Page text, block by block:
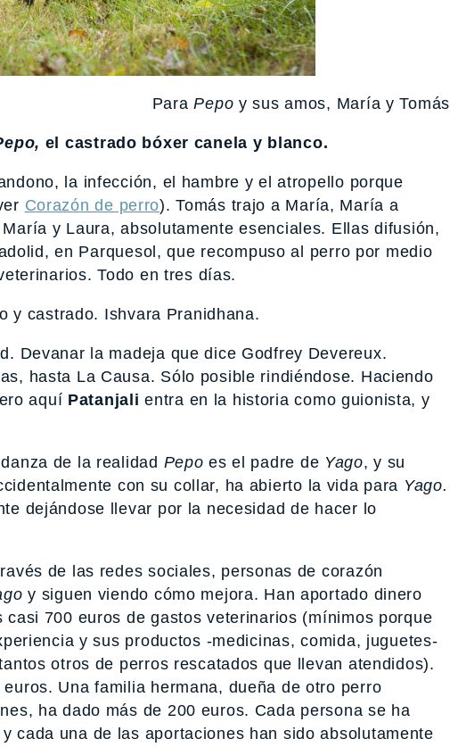
ParaPepo y sus amos, María y Tomás
el castrado bóxer canela y blanco.
la infección, el hambre y el atropello porque
Corazón de perro). Tomás trajo a María, María a
y Laura, absolutamente esenciales. Ellas difusión,
en Parquesol, que recompuso al perro por medio
Todo en tres días.
y castrado. Ishvara Pranidhana.
Devanar la madeja que dice Godfrey Devereux.
hasta La Causa. Sólo posible rindiéndose. Haciendo
aquí Patanjali entra en la historia como guionista, y
de la realidad Pepo es el padre de Yago, y su
con su collar, ha abierto la vida para Yago.
dejándose llevar por la necesidad de hacer lo
de las redes sociales, personas de corazón
y siguen viendo cómo mejora. Han aportado dinero
700 euros de gastos veterinarios (mínimos porque
y sus productos -medicinas, comida, juguetes-
otros de perros rescatados que llevan atendidos).
Una familia hermana, dueña de otro perro
ha dado más de 200 euros. Cada persona se ha
cada una de las aportaciones han sido absolutamente